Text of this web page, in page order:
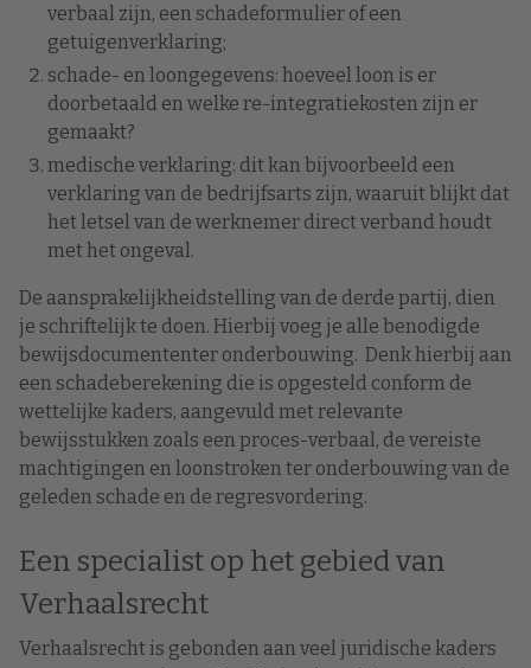
verbaal zijn, een schadeformulier of een
getuigenverklaring;
schade- en loongegevens: hoeveel loon is er
doorbetaald en welke re-integratiekosten zijn er
gemaakt?
medische verklaring: dit kan bijvoorbeeld een
verklaring van de bedrijfsarts zijn, waaruit blijkt dat
het letsel van de werknemer direct verband houdt
met het ongeval.
De aansprakelijkheidstelling van de derde partij, dien
je schriftelijk te doen. Hierbij voeg je alle benodigde
bewijsdocumententer onderbouwing. Denk hierbij aan
een schadeberekening die is opgesteld conform de
wettelijke kaders, aangevuld met relevante
bewijsstukken zoals een proces-verbaal, de vereiste
machtigingen en loonstroken ter onderbouwing van de
geleden schade en de regresvordering.
Een specialist op het gebied van
Verhaalsrecht
Verhaalsrecht is gebonden aan veel juridische kaders